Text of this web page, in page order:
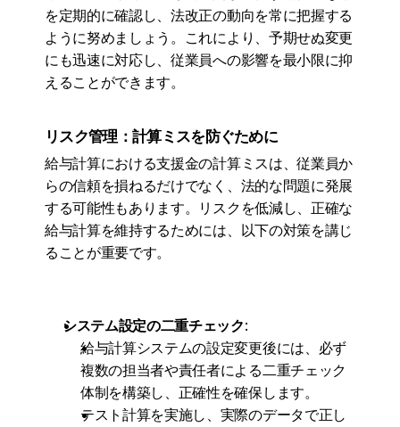
を定期的に確認し、法改正の動向を常に把握する
ように努めましょう。これにより、予期せぬ変更
にも迅速に対応し、従業員への影響を最小限に抑
えることができます。
リスク管理：計算ミスを防ぐために
給与計算における支援金の計算ミスは、従業員か
らの信頼を損ねるだけでなく、法的な問題に発展
する可能性もあります。リスクを低減し、正確な
給与計算を維持するためには、以下の対策を講じ
ることが重要です。
システム設定の二重チェック:
給与計算システムの設定変更後には、必ず
複数の担当者や責任者による二重チェック
体制を構築し、正確性を確保します。
テスト計算を実施し、実際のデータで正し